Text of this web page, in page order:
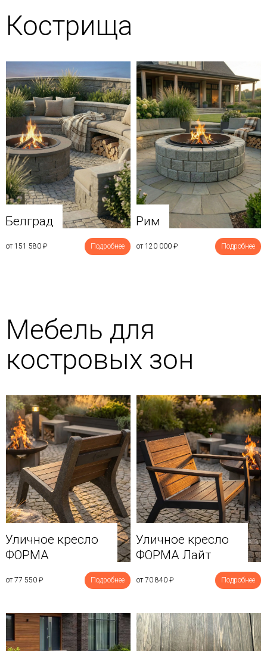
Кострища
Белград
от 151 580 ₽ Подробнее
Рим
от 120 000 ₽ Подробнее
Мебель для
костровых зон
Уличное кресло
ФОРМА
от 77 550 ₽ Подробнее
Уличное кресло
ФОРМА Лайт
от 70 840 ₽ Подробнее